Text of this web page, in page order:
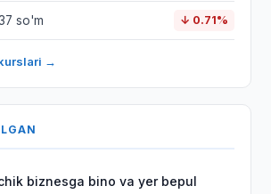
so'm ↓ 0.71%
→
biznesga bino va yer bepul